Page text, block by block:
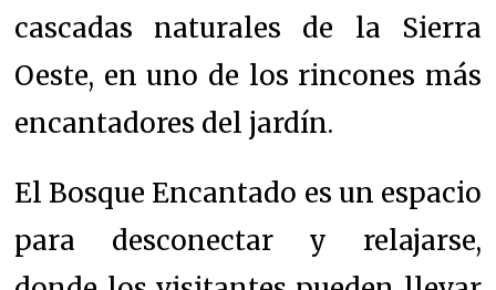
cascadas naturales de la Sierra
Oeste, en uno de los rincones más
encantadores del jardín.
El Bosque Encantado es un espacio
para desconectar y relajarse,